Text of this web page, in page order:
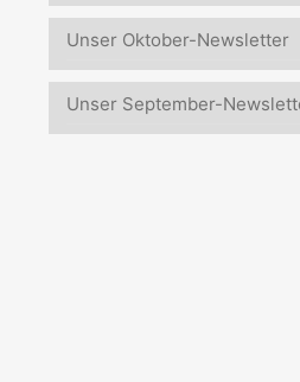
Unser Oktober-Newsletter
Unser September-